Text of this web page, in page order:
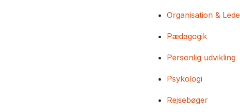
Organisation &
Pædagogik
Personlig udvikling
Psykologi
Rejsebøger